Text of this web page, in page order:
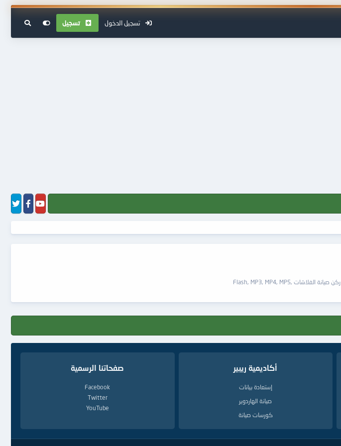
تسجيل الدخول تسجيل
ركن صيانة الفلاشات ,Flash, MP3, MP4, MP5
أكاديمية ريبير
إستعادة بيانات
صيانة الهاردوير
كورسات صيانة
صفحاتنا الرسمية
Facebook
Twitter
YouTube